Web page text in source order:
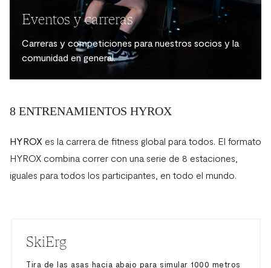
Eventos y carreras
Carreras y competiciones para nuestros socios y la
comunidad en general.
8 ENTRENAMIENTOS HYROX
HYROX es la carrera de fitness global para todos. El formato
HYROX combina correr con una serie de 8 estaciones,
iguales para todos los participantes, en todo el mundo.
SkiErg
Tira de las asas hacia abajo para simular 1000 metros